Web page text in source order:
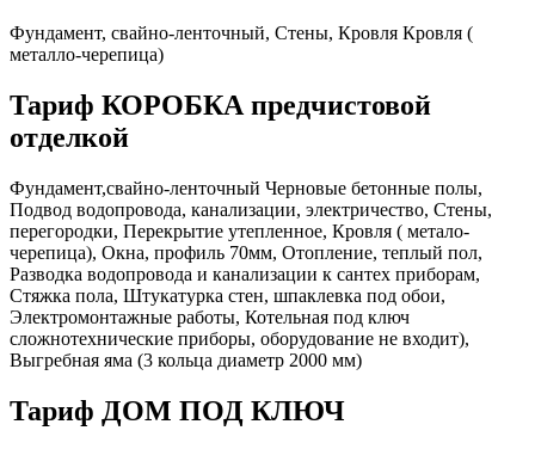
Фундамент, свайно-ленточный, Стены, Кровля Кровля (
металло-черепица)
Тариф КОРОБКА предчистовой
отделкой
Фундамент,свайно-ленточный Черновые бетонные полы,
Подвод водопровода, канализации, электричество, Стены,
перегородки, Перекрытие утепленное, Кровля ( метало-
черепица), Окна, профиль 70мм, Отопление, теплый пол,
Разводка водопровода и канализации к сантех приборам,
Стяжка пола, Штукатурка стен, шпаклевка под обои,
Электромонтажные работы, Котельная под ключ
сложнотехнические приборы, оборудование не входит),
Выгребная яма (3 кольца диаметр 2000 мм)
Тариф ДОМ ПОД КЛЮЧ